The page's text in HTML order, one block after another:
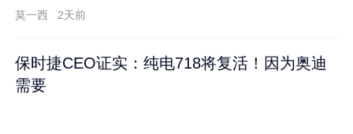
莫一西 2天前
保时捷CEO证实：纯电718将复活！因为奥迪
需要